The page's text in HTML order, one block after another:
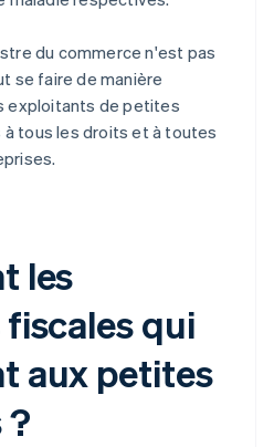
du commerce n'est pas
se faire de manière
exploitants de petites
tous les droits et à toutes
les
qui
aux petites
?